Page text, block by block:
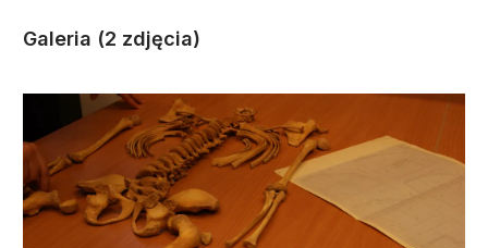
Galeria (2 zdjęcia)